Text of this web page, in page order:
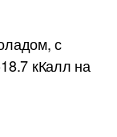
с
кКалл на